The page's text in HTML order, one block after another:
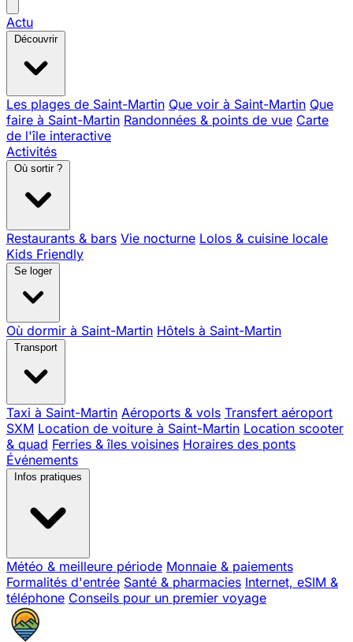
Actu
Découvrir
Les plages de Saint-Martin Que voir à Saint-Martin Que
faire à Saint-Martin Randonnées & points de vue Carte
de l'île interactive
Activités
Où sortir ?
Restaurants & bars Vie nocturne Lolos & cuisine locale
Kids Friendly
Se loger
Où dormir à Saint-Martin Hôtels à Saint-Martin
Transport
Taxi à Saint-Martin Aéroports & vols Transfert aéroport
SXM Location de voiture à Saint-Martin Location scooter
& quad Ferries & îles voisines Horaires des ponts
Événements
Infos pratiques
Météo & meilleure période Monnaie & paiements
Formalités d'entrée Santé & pharmacies Internet, eSIM &
téléphone Conseils pour un premier voyage